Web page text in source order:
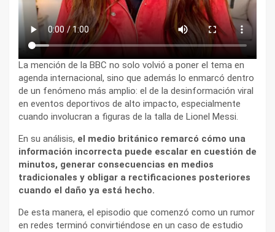
La mención de la BBC no solo volvió a poner el tema en
agenda internacional, sino que además lo enmarcó dentro
de un fenómeno más amplio: el de la desinformación viral
en eventos deportivos de alto impacto, especialmente
cuando involucran a figuras de la talla de Lionel Messi.
En su análisis, el medio británico remarcó cómo una
información incorrecta puede escalar en cuestión de
minutos, generar consecuencias en medios
tradicionales y obligar a rectificaciones posteriores
cuando el daño ya está hecho.
De esta manera, el episodio que comenzó como un rumor
en redes terminó convirtiéndose en un caso de estudio